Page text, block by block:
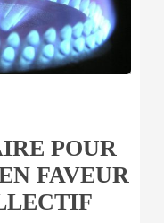
POUR
FAVEUR